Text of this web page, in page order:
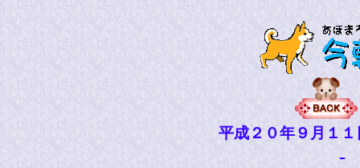
平成２０年９月１１
-